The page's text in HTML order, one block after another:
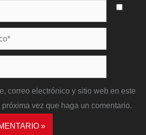
correo electrónico y sitio web en este
vez que haga un comentario.